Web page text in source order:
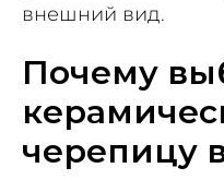
внешний вид.
Почему
черепицу